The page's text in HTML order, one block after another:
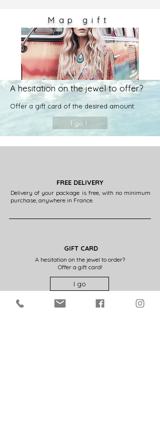
Map gift
A hesitation on the jewel to offer?
Offer a gift card of the desired amount.
I go !
FREE DELIVERY
Delivery of your package is free, with no minimum
purchase, anywhere in France.
GIFT CARD
A hesitation on the jewel to order?
Offer a gift card!
I go